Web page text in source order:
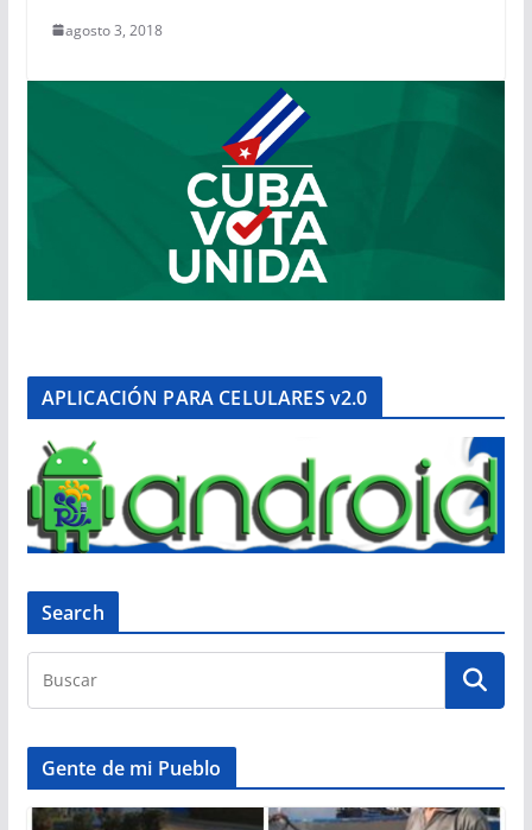
agosto 3, 2018
APLICACIÓN PARA CELULARES v2.0
Search
Gente de mi Pueblo